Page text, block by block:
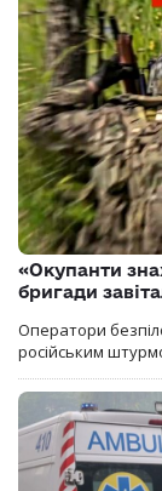
«Окупанти
бригади
Оператори
російським